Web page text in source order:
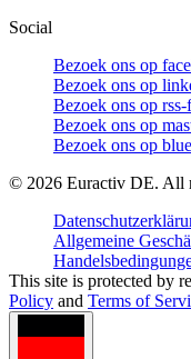
Social
Bezoek ons op
Bezoek ons op
Bezoek ons op rss-
Bezoek ons op
Bezoek ons op
© 2026 Euractiv DE. All
Allgemeine
This site is protected by
Policy and Terms of